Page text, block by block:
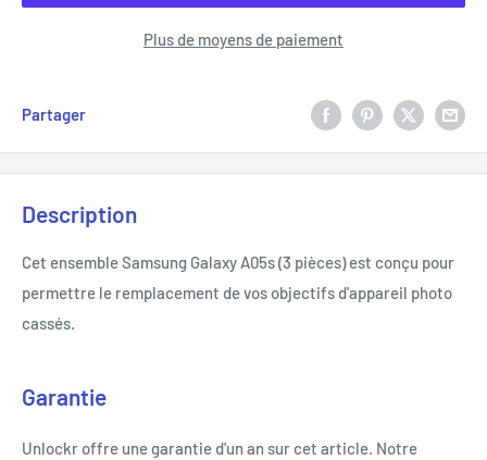
Plus de moyens de paiement
Partager
Description
Cet ensemble Samsung Galaxy A05s (3 pièces) est conçu pour
permettre le remplacement de vos objectifs d'appareil photo
cassés.
Garantie
Unlockr offre une garantie d'un an sur cet article. Notre